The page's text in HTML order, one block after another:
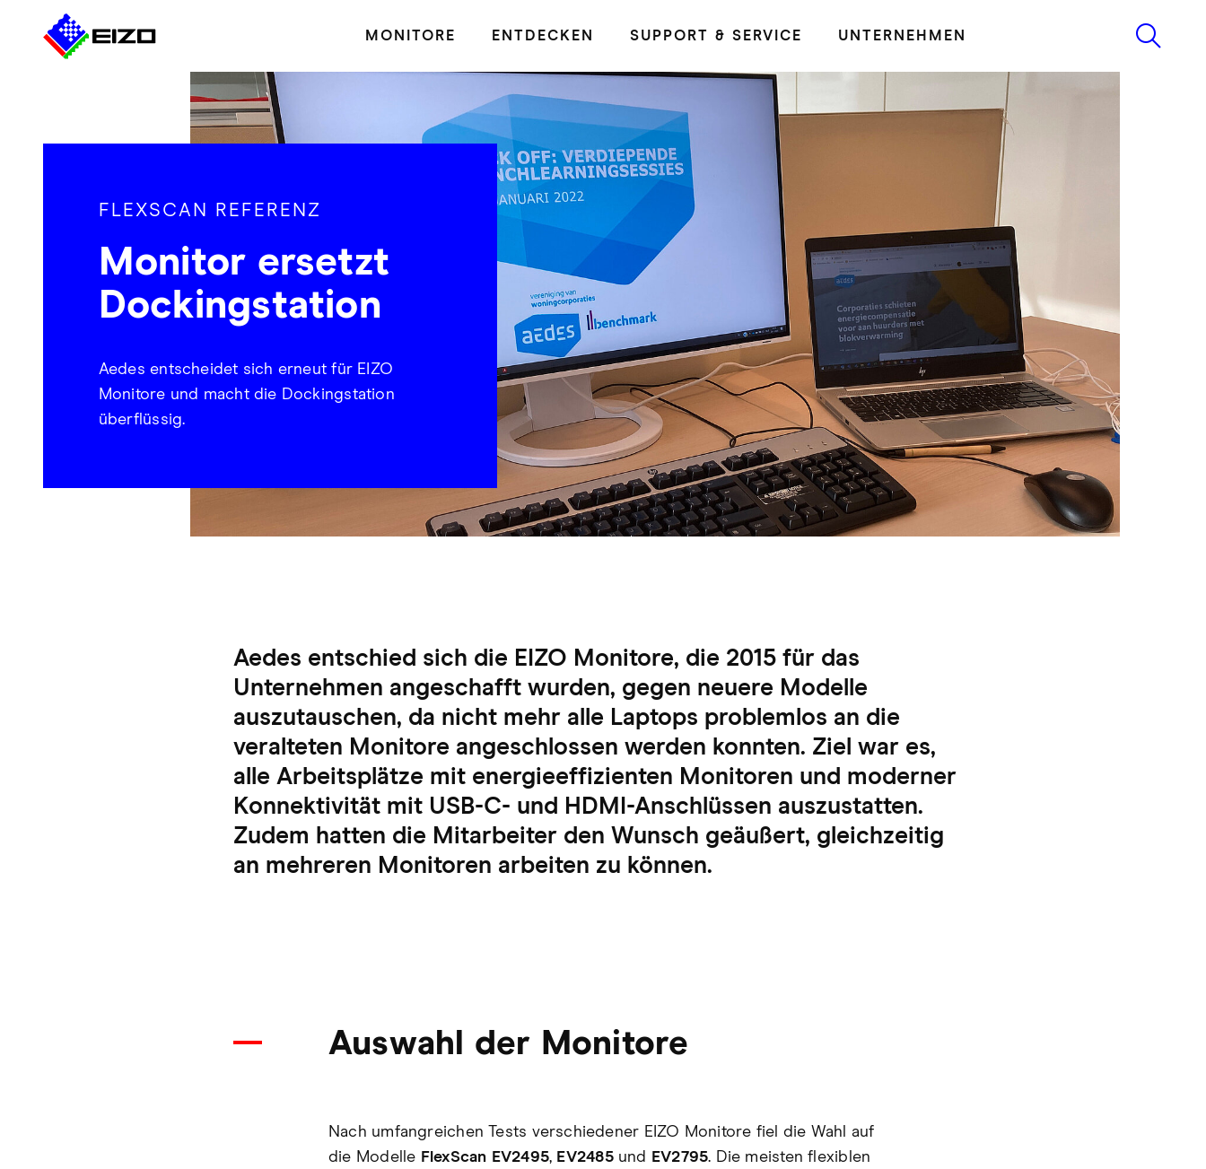
MONITORE ENTDECKEN SUPPORT & SERVICE UNTERNEHMEN
FLEXSCAN REFERENZ
Monitor ersetzt
Dockingstation
Aedes entscheidet sich erneut für EIZO
Monitore und macht die Dockingstation
überflüssig.
Aedes entschied sich die EIZO Monitore, die 2015 für das
Unternehmen angeschafft wurden, gegen neuere Modelle
auszutauschen, da nicht mehr alle Laptops problemlos an die
veralteten Monitore angeschlossen werden konnten. Ziel war es,
alle Arbeitsplätze mit energieeffizienten Monitoren und moderner
Konnektivität mit USB-C- und HDMI-Anschlüssen auszustatten.
Zudem hatten die Mitarbeiter den Wunsch geäußert, gleichzeitig
an mehreren Monitoren arbeiten zu können.
Auswahl der Monitore
Nach umfangreichen Tests verschiedener EIZO Monitore fiel die Wahl auf
die Modelle FlexScan EV2495, EV2485und EV2795. Die meisten flexiblen